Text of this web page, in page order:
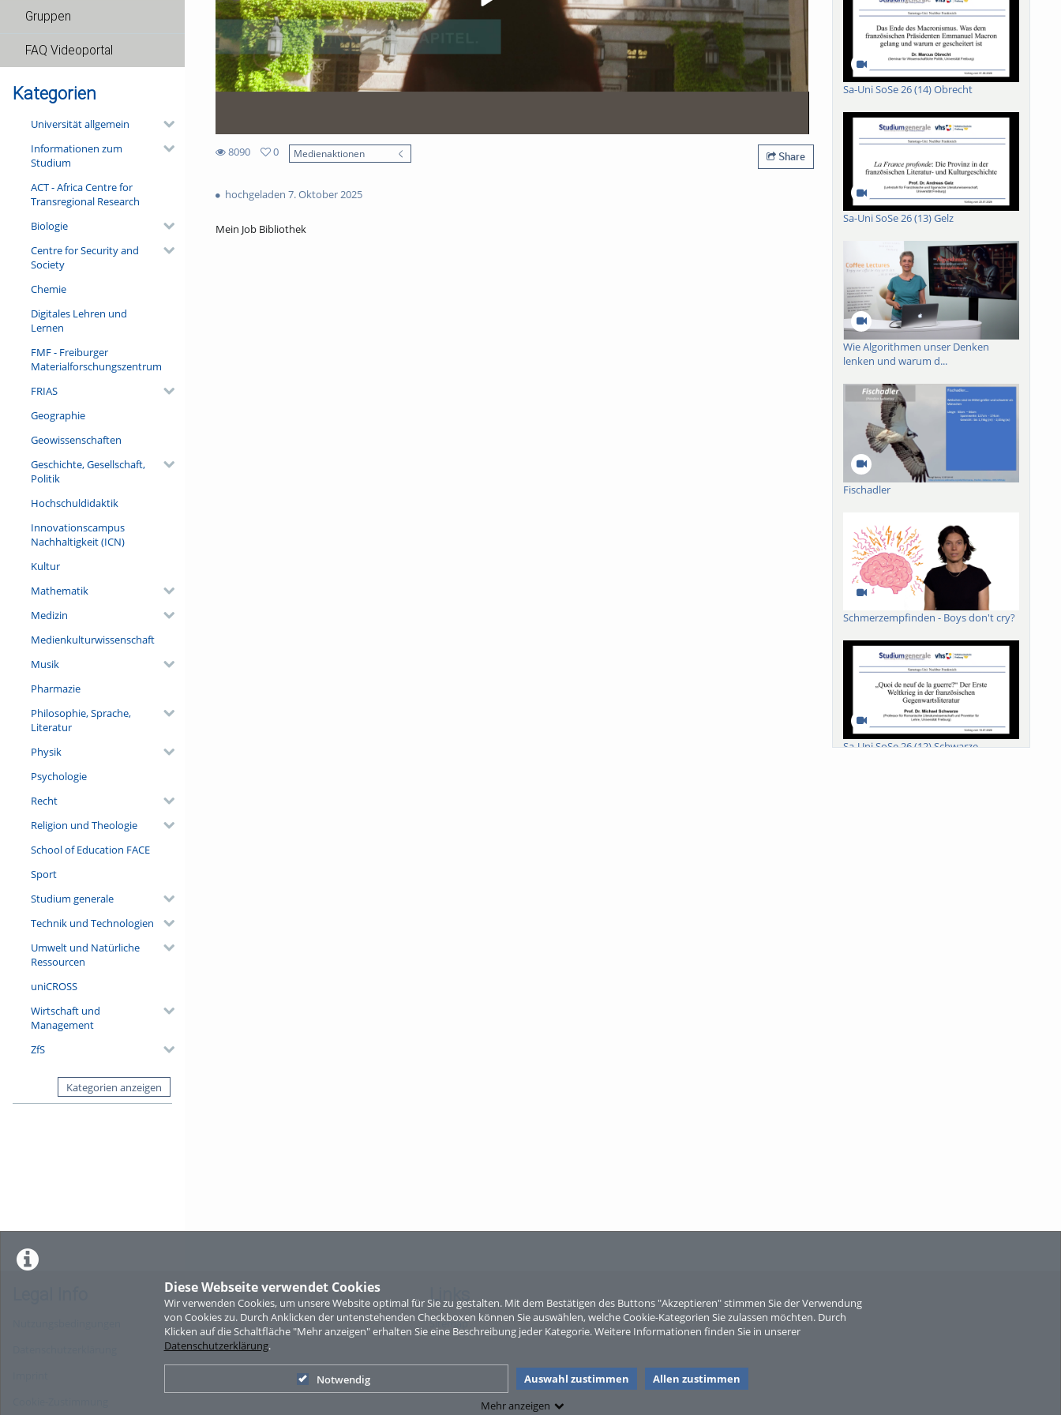
Diese Webseite verwendet Cookies
Wir verwenden Cookies, um unsere Website optimal für Sie zu gestalten. Mit dem Bestätigen des Buttons "Akzeptieren" stimmen Sie der Verwendung
von Cookies zu. Durch Anklicken der untenstehenden Checkboxen können Sie auswählen, welche Cookie-Kategorien Sie zulassen möchten. Durch
Klicken auf die Schaltfläche "Mehr anzeigen" erhalten Sie eine Beschreibung jeder Kategorie. Weitere Informationen finden Sie in unserer
Datenschutzerklärung.
Notwendig Auswahl zustimmen
Allen zustimmen
Mehr anzeigen
Gruppen
FAQ Videoportal
Kategorien
Universität allgemein
Informationen zum
Studium
ACT - Africa Centre for
Transregional Research
Biologie
Centre for Security and
Society
Chemie
Digitales Lehren und
Lernen
FMF - Freiburger
Materialforschungszentrum
FRIAS
Geographie
Geowissenschaften
Geschichte, Gesellschaft,
Politik
Hochschuldidaktik
Innovationscampus
Nachhaltigkeit (ICN)
Kultur
Mathematik
Medizin
Medienkulturwissenschaft
Musik
Pharmazie
Philosophie, Sprache,
Literatur
Physik
Psychologie
Recht
Religion und Theologie
School of Education FACE
Sport
Studium generale
Technik und Technologien
Umwelt und Natürliche
Ressourcen
uniCROSS
Wirtschaft und
Management
ZfS
Kategorien anzeigen
8090
views
0
Medienaktionen Share
hochgeladen 7. Oktober 2025
Mein Job Bibliothek
Sa-Uni SoSe 26 (14) Obrecht
Sa-Uni SoSe 26 (13) Gelz
Wie Algorithmen unser Denken
lenken und warum d...
Fischadler
Schmerzempfinden - Boys don't cry?
Sa-Uni SoSe 26 (12) Schwarze
Sperber
Links
Sitemap